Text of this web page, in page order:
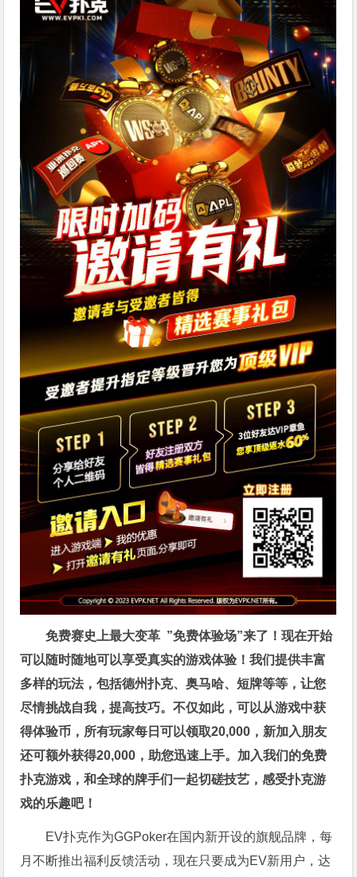
免费赛史上最大变革 ”免费体验场”来了！现在开始
可以随时随地可以享受真实的游戏体验！我们提供丰富
多样的玩法，包括德州扑克、奥马哈、短牌等等，让您
尽情挑战自我，提高技巧。不仅如此，可以从游戏中获
得体验币，所有玩家每日可以领取20,000，新加入朋友
还可额外获得20,000，助您迅速上手。 加入我们的免费
扑克游戏，和全球的牌手们一起切磋技艺，感受扑克游
戏的乐趣吧！
EV扑克作为GGPoker在国内新开设的旗舰品牌，每
月不断推出福利反馈活动，现在只要成为EV新用户，达